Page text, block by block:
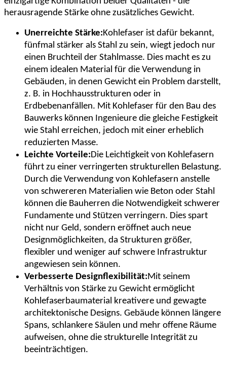
herausragende Stärke ohne zusätzliches Gewicht.
Unerreichte Stärke:Kohlefaser ist dafür bekannt,
fünfmal stärker als Stahl zu sein, wiegt jedoch nur
einen Bruchteil der Stahlmasse. Dies macht es zu
einem idealen Material für die Verwendung in
Gebäuden, in denen Gewicht ein Problem darstellt,
z. B. in Hochhausstrukturen oder in
Erdbebenanfällen. Mit Kohlefaser für den Bau des
Bauwerks können Ingenieure die gleiche Festigkeit
wie Stahl erreichen, jedoch mit einer erheblich
reduzierten Masse.
Leichte Vorteile:Die Leichtigkeit von Kohlefasern
führt zu einer verringerten strukturellen Belastung.
Durch die Verwendung von Kohlefasern anstelle
von schwereren Materialien wie Beton oder Stahl
können die Bauherren die Notwendigkeit schwerer
Fundamente und Stützen verringern. Dies spart
nicht nur Geld, sondern eröffnet auch neue
Designmöglichkeiten, da Strukturen größer,
flexibler und weniger auf schwere Infrastruktur
angewiesen sein können.
Verbesserte Designflexibilität:Mit seinem
Verhältnis von Stärke zu Gewicht ermöglicht
Kohlefaserbaumaterial kreativere und gewagte
architektonische Designs. Gebäude können längere
Spans, schlankere Säulen und mehr offene Räume
aufweisen, ohne die strukturelle Integrität zu
beeinträchtigen.